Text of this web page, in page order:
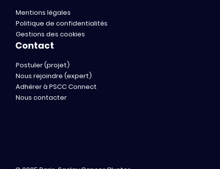
Mentions légales
Politique de confidentialités
Gestions des cookies
Contact
Postuler (projet)
Nous rejoindre (expert)
Adhérer à PSCC Connect
Nous contacter